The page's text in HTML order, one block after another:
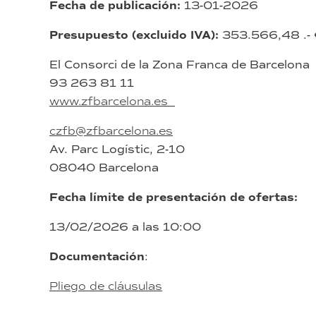
Fecha de publicación: 13-01-2026
Presupuesto (excluido IVA): 353.566,48 .-
El Consorci de la Zona Franca de Barcelona
93 263 81 11
www.zfbarcelona.es
czfb@zfbarcelona.es
Av. Parc Logístic, 2-10
08040 Barcelona
Fecha límite de presentación de ofertas:
13/02/2026 a las 10:00
Documentación:
Pliego de cláusulas